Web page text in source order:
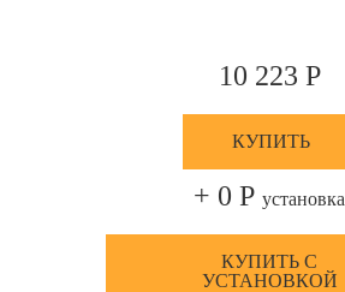
10 223 Р
КУПИТЬ
+ 0 Р установка
КУПИТЬ С
УСТАНОВКОЙ